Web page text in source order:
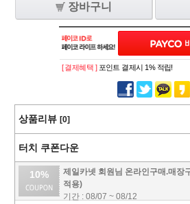
장바구니
[ 결제혜택 ] 포인트 결제시 1% 적립!
상품리뷰 [0]
터치 쿠폰다운
10%
제일카넷 회원님 온라인구매.매장
적용)
기간 : 08/07 ~ 08/12